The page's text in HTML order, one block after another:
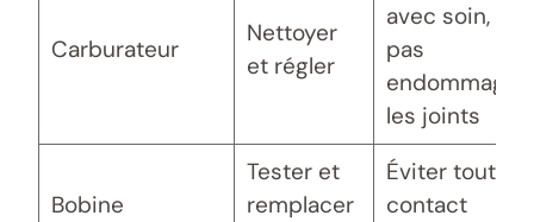
Carburateur
Nettoyer
et régler
avec soin, ne
pas
endommager
les joints
Bobine
Tester et
remplacer
Éviter tout
contact